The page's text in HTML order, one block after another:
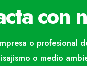
con
o profesional
o medio